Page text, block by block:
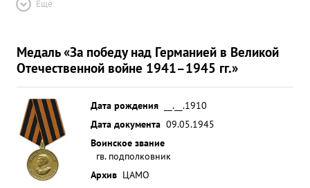
Ещё
Медаль «За победу над Германией в Великой
Отечественной войне 1941–1945 гг.»
Дата рождения
__.__.1910
Дата документа 09.05.1945
Воинское звание
гв. подполковник
Архив ЦАМО